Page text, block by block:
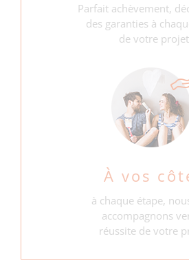
Parfait achèvement,
des garanties à
de votre projet
À vos
à chaque étape,
accompagnons
réussite de votre